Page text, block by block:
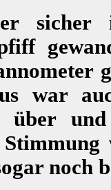
war
über
noch